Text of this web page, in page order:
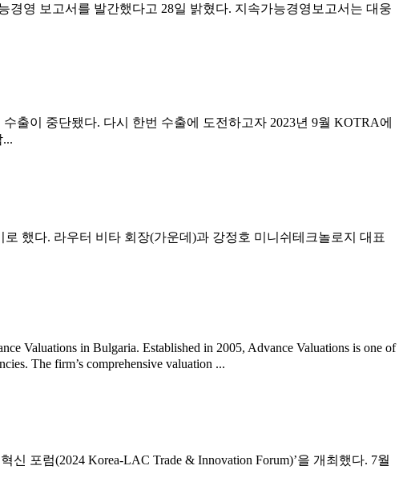
경영 보고서를 발간했다고 28일 밝혔다. 지속가능경영보고서는 대웅
출이 중단됐다. 다시 한번 수출에 도전하고자 2023년 9월 KOTRA에
했다. 라우터 비타 회장(가운데)과 강정호 미니쉬테크놀로지 대표
Valuations in Bulgaria. Established in 2005, Advance Valuations is one of
The firm’s comprehensive valuation ...
포럼(2024 Korea-LAC Trade & Innovation Forum)’을 개최했다. 7월